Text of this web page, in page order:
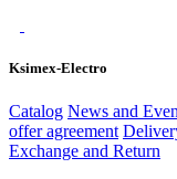
Ksimex-Electro
Catalog News and
offer agreement
Exchange and Return